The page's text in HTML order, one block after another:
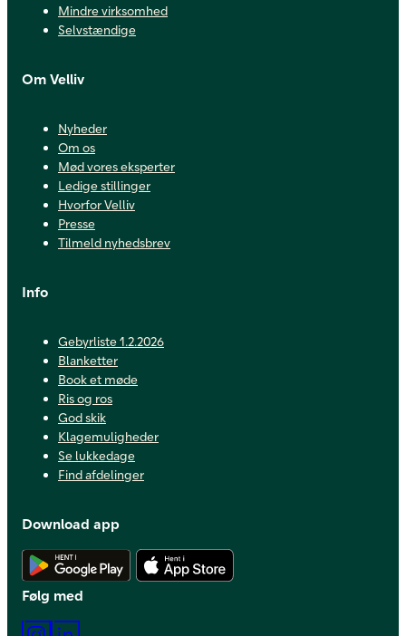
Mindre virksomhed
Selvstændige
Om Velliv
Nyheder
Om os
Mød vores eksperter
Ledige stillinger
Hvorfor Velliv
Presse
Tilmeld nyhedsbrev
Info
Gebyrliste 1.2.2026
Blanketter
Book et møde
Ris og ros
God skik
Klagemuligheder
Se lukkedage
Find afdelinger
Download app
Hent Android app
Følg med
Instagram